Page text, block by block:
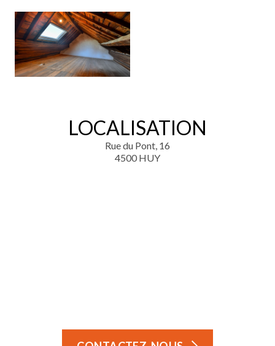
LOCALISATION
Rue du Pont, 16
4500 HUY